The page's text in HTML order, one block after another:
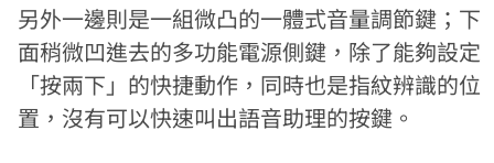
另外一邊則是一組微凸的一體式音量調節鍵；下
面稍微凹進去的多功能電源側鍵，除了能夠設定
「按兩下」的快捷動作，同時也是指紋辨識的位
置，沒有可以快速叫出語音助理的按鍵。